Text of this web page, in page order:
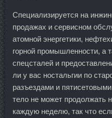
Специализируется на
продажах и сервисном
атомной энергетики,
горной промышленности, а
спецсталей и
ли у вас ностальгии по
разъездами и
тело не может продолжать
каждую неделю, так что